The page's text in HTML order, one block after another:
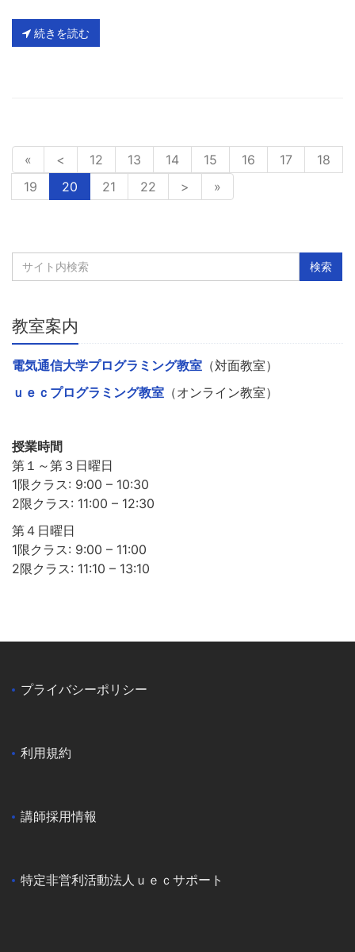
続きを読む
« < 12 13 14 15 16 17
18
19
20 21 22 > »
教室案内
電気通信大学プログラミング教室 （対面教室）
ｕｅｃプログラミング教室 （オンライン教室）
授業時間
第１～第３日曜日
1限クラス: 9:00 – 10:30
2限クラス: 11:00 – 12:30
第４日曜日
1限クラス: 9:00 – 11:00
2限クラス: 11:10 – 13:10
プライバシーポリシー
利用規約
講師採用情報
特定非営利活動法人ｕｅｃサポート